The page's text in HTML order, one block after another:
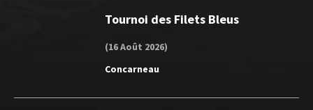
Tournoi des Filets Bleus
(16 Août 2026)
Concarneau